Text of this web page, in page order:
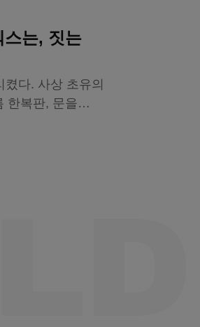
스는, 짓는
다. 사상 초유의
한복판, 문을
의 장
대가 지금